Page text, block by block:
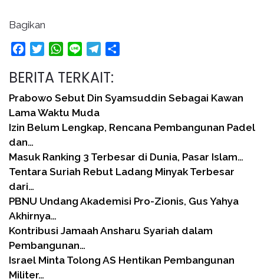
Bagikan
FacebookTwitterWhatsApp
Line Telegram
BERITA TERKAIT:
Prabowo Sebut Din Syamsuddin Sebagai Kawan
Lama Waktu Muda
Izin Belum Lengkap, Rencana Pembangunan Padel
dan…
Masuk Ranking 3 Terbesar di Dunia, Pasar Islam…
Tentara Suriah Rebut Ladang Minyak Terbesar
dari…
PBNU Undang Akademisi Pro-Zionis, Gus Yahya
Akhirnya…
Kontribusi Jamaah Ansharu Syariah dalam
Pembangunan…
Israel Minta Tolong AS Hentikan Pembangunan
Militer…